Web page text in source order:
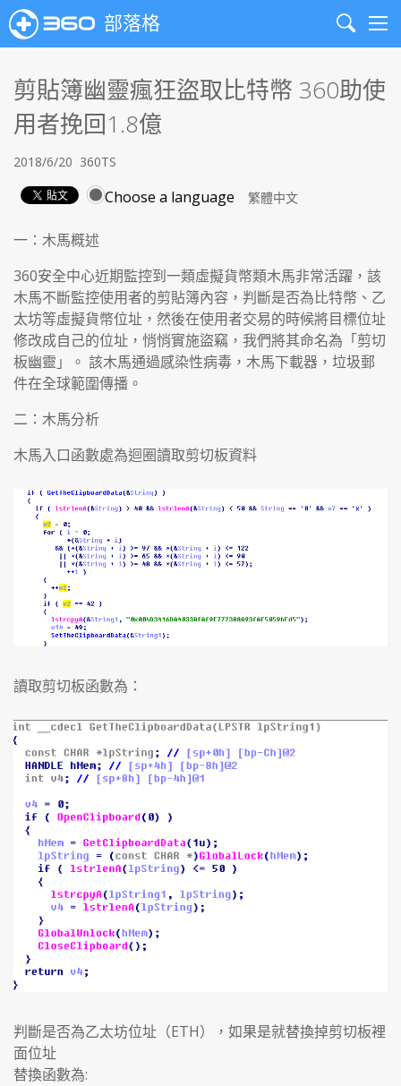
部落格
Search
剪貼簿幽靈瘋狂盜取比特幣 360助使
用者挽回1.8億
2018/6/20 360TS
Choose a language
一：木馬概述
360安全中心近期監控到一類虛擬貨幣類木馬非常活躍，該
木馬不斷監控使用者的剪貼簿內容，判斷是否為比特幣、乙
太坊等虛擬貨幣位址，然後在使用者交易的時候將目標位址
修改成自己的位址，悄悄實施盜竊，我們將其命名為「剪切
板幽靈」。 該木馬通過感染性病毒，木馬下載器，垃圾郵
件在全球範圍傳播。
二：木馬分析
木馬入口函數處為迴圈讀取剪切板資料
讀取剪切板函數為：
判斷是否為乙太坊位址（ETH），如果是就替換掉剪切板裡
面位址
替換函數為: